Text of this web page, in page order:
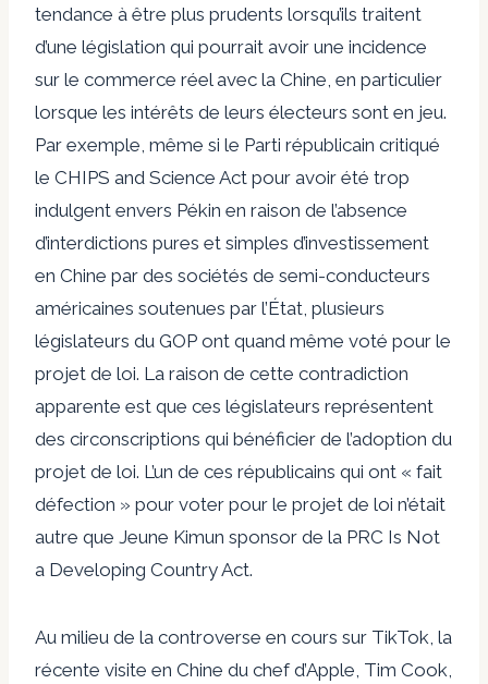
tendance à être plus prudents lorsqu’ils traitent
d’une législation qui pourrait avoir une incidence
sur le commerce réel avec la Chine, en particulier
lorsque les intérêts de leurs électeurs sont en jeu.
Par exemple, même si le Parti républicain critiqué
le CHIPS and Science Act pour avoir été trop
indulgent envers Pékin en raison de l’absence
d’interdictions pures et simples d’investissement
en Chine par des sociétés de semi-conducteurs
américaines soutenues par l’État, plusieurs
législateurs du GOP ont quand même voté pour le
projet de loi. La raison de cette contradiction
apparente est que ces législateurs représentent
des circonscriptions qui bénéficier de l’adoption du
projet de loi. L’un de ces républicains qui ont « fait
défection » pour voter pour le projet de loi n’était
autre que Jeune Kimun sponsor de la PRC Is Not
a Developing Country Act.
Au milieu de la controverse en cours sur TikTok, la
récente visite en Chine du chef d’Apple, Tim Cook,